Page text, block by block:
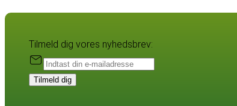
Tilmeld dig vores nyhedsbrev:
Tilmeld dig